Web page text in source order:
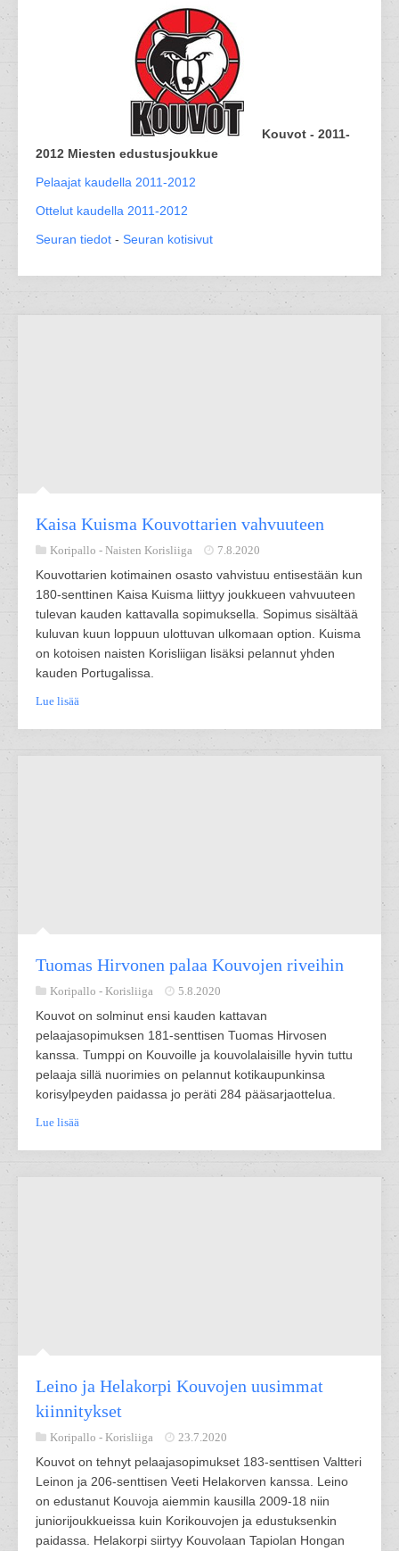
Kouvot - 2011-
2012 Miesten edustusjoukkue
Pelaajat kaudella 2011-2012
Ottelut kaudella 2011-2012
Seuran tiedot - Seuran kotisivut
Kaisa Kuisma Kouvottarien vahvuuteen
Koripallo - Naisten Korisliiga 7.8.2020
Kouvottarien kotimainen osasto vahvistuu entisestään kun
180-senttinen Kaisa Kuisma liittyy joukkueen vahvuuteen
tulevan kauden kattavalla sopimuksella. Sopimus sisältää
kuluvan kuun loppuun ulottuvan ulkomaan option. Kuisma
on kotoisen naisten Korisliigan lisäksi pelannut yhden
kauden Portugalissa.
Lue lisää
Tuomas Hirvonen palaa Kouvojen riveihin
Koripallo - Korisliiga 5.8.2020
Kouvot on solminut ensi kauden kattavan
pelaajasopimuksen 181-senttisen Tuomas Hirvosen
kanssa. Tumppi on Kouvoille ja kouvolalaisille hyvin tuttu
pelaaja sillä nuorimies on pelannut kotikaupunkinsa
korisylpeyden paidassa jo peräti 284 pääsarjaottelua.
Lue lisää
Leino ja Helakorpi Kouvojen uusimmat
kiinnitykset
Koripallo - Korisliiga 23.7.2020
Kouvot on tehnyt pelaajasopimukset 183-senttisen Valtteri
Leinon ja 206-senttisen Veeti Helakorven kanssa. Leino
on edustanut Kouvoja aiemmin kausilla 2009-18 niin
juniorijoukkueissa kuin Korikouvojen ja edustuksenkin
paidassa. Helakorpi siirtyy Kouvolaan Tapiolan Hongan